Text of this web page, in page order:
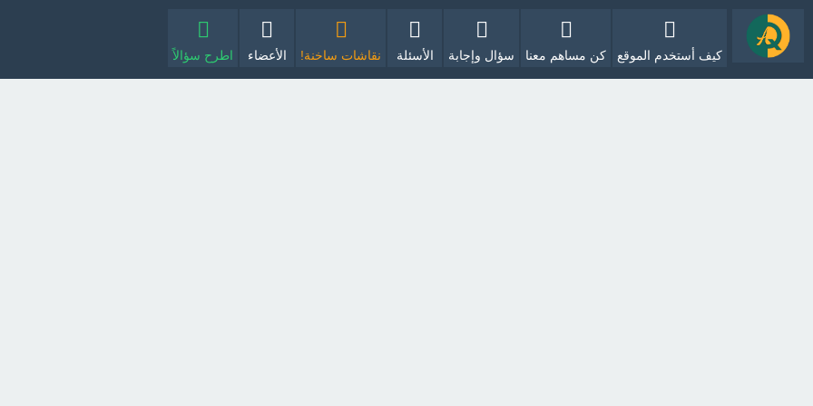
كيف أستخدم الموقع كن مساهم معنا سؤال وإجابة الأسئلة نقاشات ساخنة! الأعضاء اطرح سؤالاً